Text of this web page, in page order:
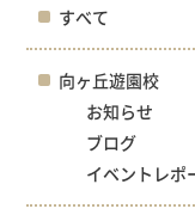
すべて
向ヶ丘遊園校
お知らせ
ブログ
イベントレポ